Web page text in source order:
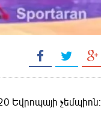
Եվրոպայի չեմպիոն: